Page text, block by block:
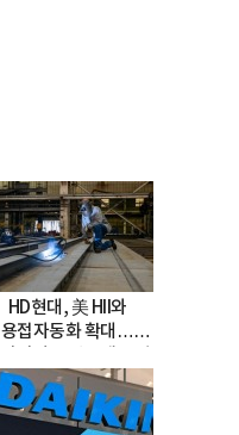
HD현대, 美 HII와
용접자동화 확대…
도입